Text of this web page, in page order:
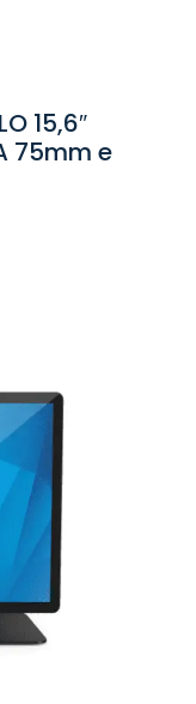
15,6″
75mm e